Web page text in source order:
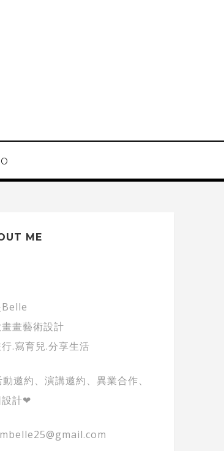
ME
畫藝術設計
.寫育兒.分享生活
邀約、演講邀約、異業合作、
設計❤